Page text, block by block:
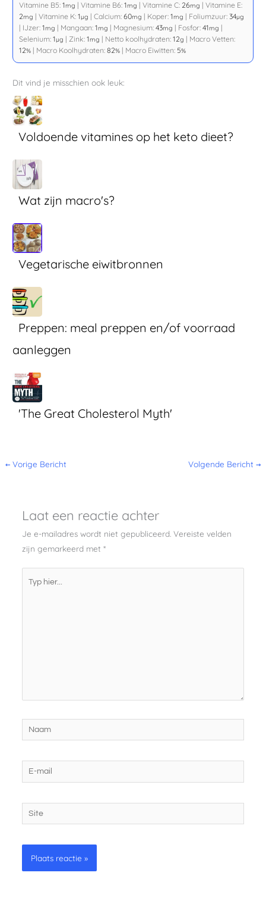
Vitamine B5:1mg |Vitamine B6:1mg |Vitamine C: 26mg |Vitamine E:
2mg |Vitamine K:1µg |Calcium:60mg | Koper:1mg | Foliumzuur:34µg
| IJzer:1mg | Mangaan:1mg | Magnesium:43mg | Fosfor:41mg |
Selenium:1µg |Zink:1mg | Netto koolhydraten:12g | Macro Vetten:
12% | Macro Koolhydraten:82% | Macro Eiwitten: 5%
Dit vind je misschien ook leuk:
Voldoende vitamines op het keto dieet?
Wat zijn macro's?
Vegetarische eiwitbronnen
Preppen: meal preppen en/of voorraad
aanleggen
'The Great Cholesterol Myth'
← Vorige Bericht Volgende Bericht →
Laat een reactie achter
Je e-mailadres wordt niet gepubliceerd. Vereiste velden
zijn gemarkeerd met *
hier...
Naam
mail
Site